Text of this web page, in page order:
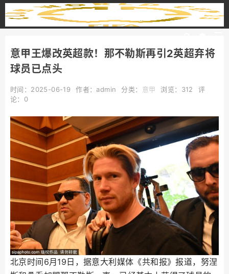
意甲王爆改英超款！那不勒斯再引2英超弃将
球员已点头
时间：2025-06-19 作者：admin 分类： 意甲 浏览：312
评
论：0
北京时间6月19日，据意大利媒体《共和报》报道，努涅